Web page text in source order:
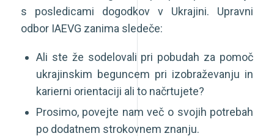
s posledicami dogodkov v Ukrajini. Upravni
odbor IAEVG zanima sledeče:
Ali ste že sodelovali pri pobudah za pomoč
ukrajinskim beguncem pri izobraževanju in
karierni orientaciji ali to načrtujete?
Prosimo, povejte nam več o svojih potrebah
po dodatnem strokovnem znanju.